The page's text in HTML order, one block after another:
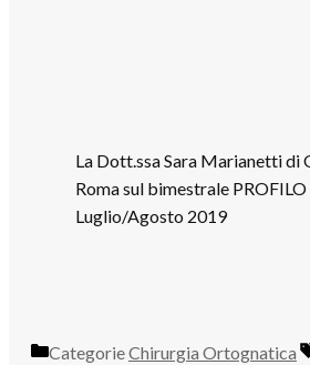
La Dott.ssa Sara Marianetti di
Roma sul bimestrale
Luglio/Agosto 2019
CategorieChirurgia Ortognatica